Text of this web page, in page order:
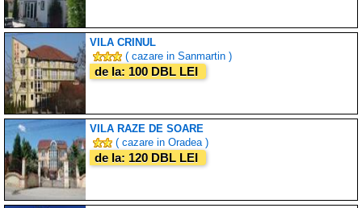
VILA CRINUL
( cazare in Sanmartin )
de la: 100 DBL LEI
VILA RAZE DE SOARE
( cazare in Oradea )
de la: 120 DBL LEI